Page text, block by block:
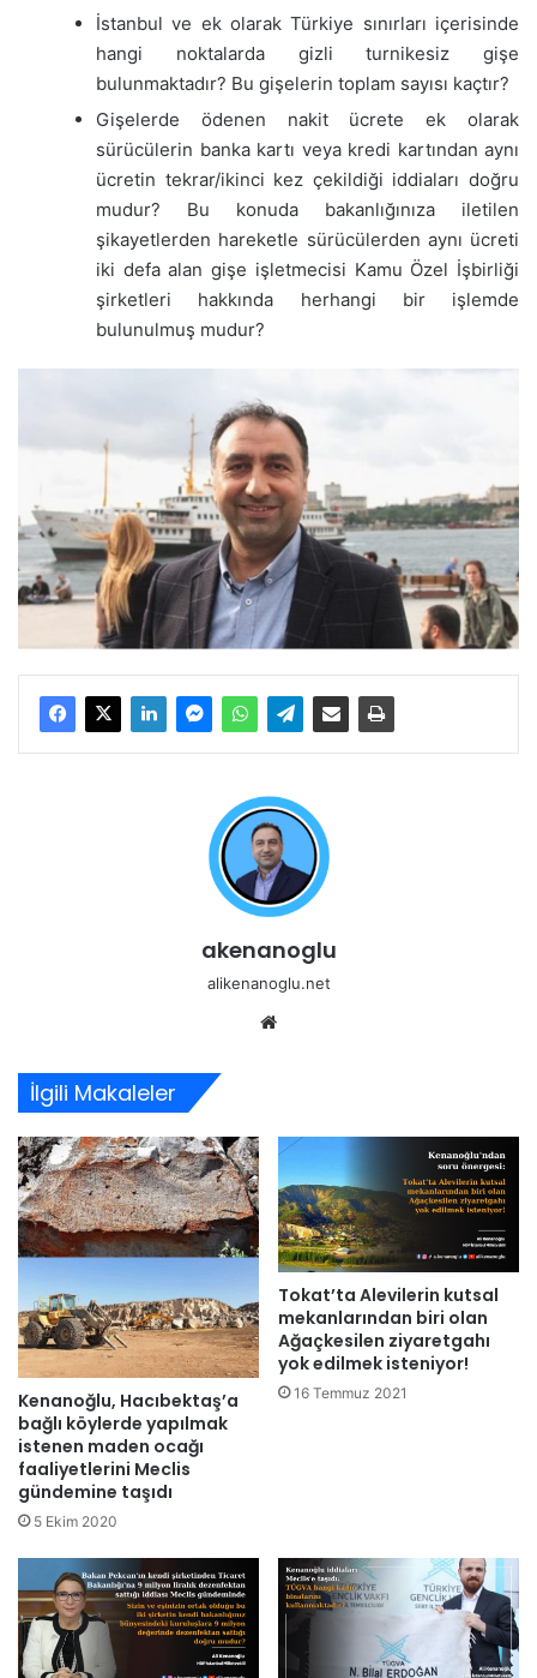
İstanbul ve ek olarak Türkiye sınırları içerisinde
hangi noktalarda gizli turnikesiz gişe
bulunmaktadır? Bu gişelerin toplam sayısı kaçtır?
Gişelerde ödenen nakit ücrete ek olarak
sürücülerin banka kartı veya kredi kartından aynı
ücretin tekrar/ikinci kez çekildiği iddiaları doğru
mudur? Bu konuda bakanlığınıza iletilen
şikayetlerden hareketle sürücülerden aynı ücreti
iki defa alan gişe işletmecisi Kamu Özel İşbirliği
şirketleri hakkında herhangi bir işlemde
bulunulmuş mudur?
akenanoglu
alikenanoglu.net
İlgili Makaleler
Kenanoğlu, Hacıbektaş’a
bağlı köylerde yapılmak
istenen maden ocağı
faaliyetlerini Meclis
gündemine taşıdı
5 Ekim 2020
Tokat’ta Alevilerin kutsal
mekanlarından biri olan
Ağaçkesilen ziyaretgahı
yok edilmek isteniyor!
16 Temmuz 2021